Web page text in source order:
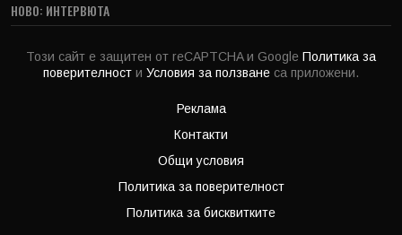
НОВО: ИНТЕРВЮТА
Този сайт е защитен от reCAPTCHA и Google Политика за
поверителност и Условия за ползване са приложени.
Реклама
Контакти
Общи условия
Политика за поверителност
Политика за бисквитките